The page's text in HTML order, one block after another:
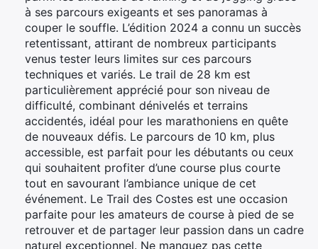
à ses parcours exigeants et ses panoramas à
couper le souffle. L’édition 2024 a connu un succès
retentissant, attirant de nombreux participants
venus tester leurs limites sur ces parcours
techniques et variés. Le trail de 28 km est
particulièrement apprécié pour son niveau de
difficulté, combinant dénivelés et terrains
accidentés, idéal pour les marathoniens en quête
de nouveaux défis. Le parcours de 10 km, plus
accessible, est parfait pour les débutants ou ceux
qui souhaitent profiter d’une course plus courte
tout en savourant l’ambiance unique de cet
événement. Le Trail des Costes est une occasion
parfaite pour les amateurs de course à pied de se
retrouver et de partager leur passion dans un cadre
naturel exceptionnel. Ne manquez pas cette